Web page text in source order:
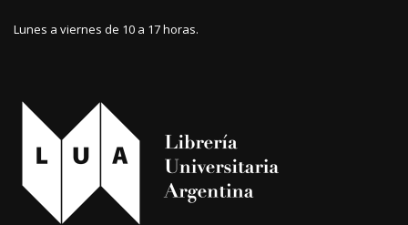
Lunes a viernes de 10 a 17 horas.